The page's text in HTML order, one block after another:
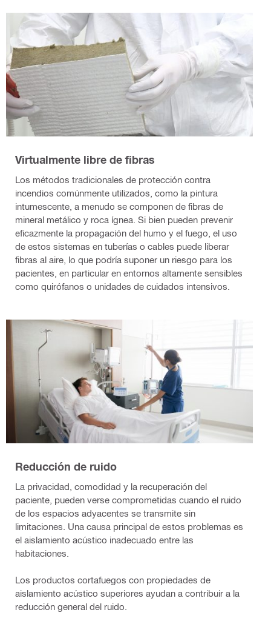
Virtualmente libre de fibras
Los métodos tradicionales de protección contra
incendios comúnmente utilizados, como la pintura
intumescente, a menudo se componen de fibras de
mineral metálico y roca ígnea. Si bien pueden prevenir
eficazmente la propagación del humo y el fuego, el uso
de estos sistemas en tuberías o cables puede liberar
fibras al aire, lo que podría suponer un riesgo para los
pacientes, en particular en entornos altamente sensibles
como quirófanos o unidades de cuidados intensivos.
Reducción de ruido
La privacidad, comodidad y la recuperación del
paciente, pueden verse comprometidas cuando el ruido
de los espacios adyacentes se transmite sin
limitaciones. Una causa principal de estos problemas es
el aislamiento acústico inadecuado entre las
habitaciones.
Los productos cortafuegos con propiedades de
aislamiento acústico superiores ayudan a contribuir a la
reducción general del ruido.